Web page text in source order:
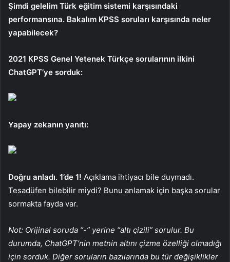
Şimdi gelelim Türk eğitim sistemi karşısındaki
performansına. Bakalım KPSS soruları karşısında neler
yapabilecek?
2021 KPSS Genel Yetenek Türkçe sorularının ilkini
ChatGPT’ye sorduk:
Yapay zekanın yanıtı:
Doğru anladı. 1’de 1! Açıklama ihtiyacı bile duymadı.
Tesadüfen bilebilir miydi? Bunu anlamak için başka sorular
sormakta fayda var.
Not: Orijinal soruda “-” yerine “altı çizili” sorulur. Bu
durumda, ChatGPT’nin metnin altını çizme özelliği olmadığı
için sorduk. Diğer soruların bazılarında bu tür değişiklikler